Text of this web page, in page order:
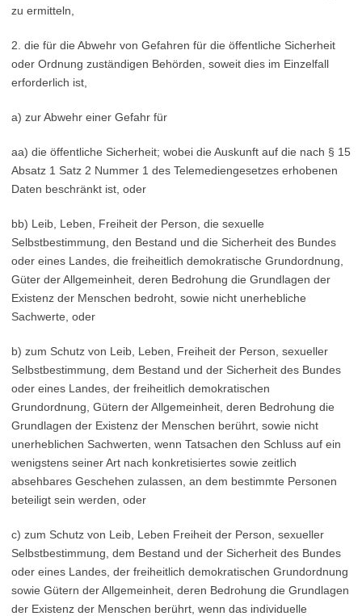
zu ermitteln,
2. die für die Abwehr von Gefahren für die öffentliche Sicherheit
oder Ordnung zuständigen Behörden, soweit dies im Einzelfall
erforderlich ist,
a) zur Abwehr einer Gefahr für
aa) die öffentliche Sicherheit; wobei die Auskunft auf die nach § 15
Absatz 1 Satz 2 Nummer 1 des Telemediengesetzes erhobenen
Daten beschränkt ist, oder
bb) Leib, Leben, Freiheit der Person, die sexuelle
Selbstbestimmung, den Bestand und die Sicherheit des Bundes
oder eines Landes, die freiheitlich demokratische Grundordnung,
Güter der Allgemeinheit, deren Bedrohung die Grundlagen der
Existenz der Menschen bedroht, sowie nicht unerhebliche
Sachwerte, oder
b) zum Schutz von Leib, Leben, Freiheit der Person, sexueller
Selbstbestimmung, dem Bestand und der Sicherheit des Bundes
oder eines Landes, der freiheitlich demokratischen
Grundordnung, Gütern der Allgemeinheit, deren Bedrohung die
Grundlagen der Existenz der Menschen berührt, sowie nicht
unerheblichen Sachwerten, wenn Tatsachen den Schluss auf ein
wenigstens seiner Art nach konkretisiertes sowie zeitlich
absehbares Geschehen zulassen, an dem bestimmte Personen
beteiligt sein werden, oder
c) zum Schutz von Leib, Leben Freiheit der Person, sexueller
Selbstbestimmung, dem Bestand und der Sicherheit des Bundes
oder eines Landes, der freiheitlich demokratischen Grundordnung
sowie Gütern der Allgemeinheit, deren Bedrohung die Grundlagen
der Existenz der Menschen berührt, wenn das individuelle